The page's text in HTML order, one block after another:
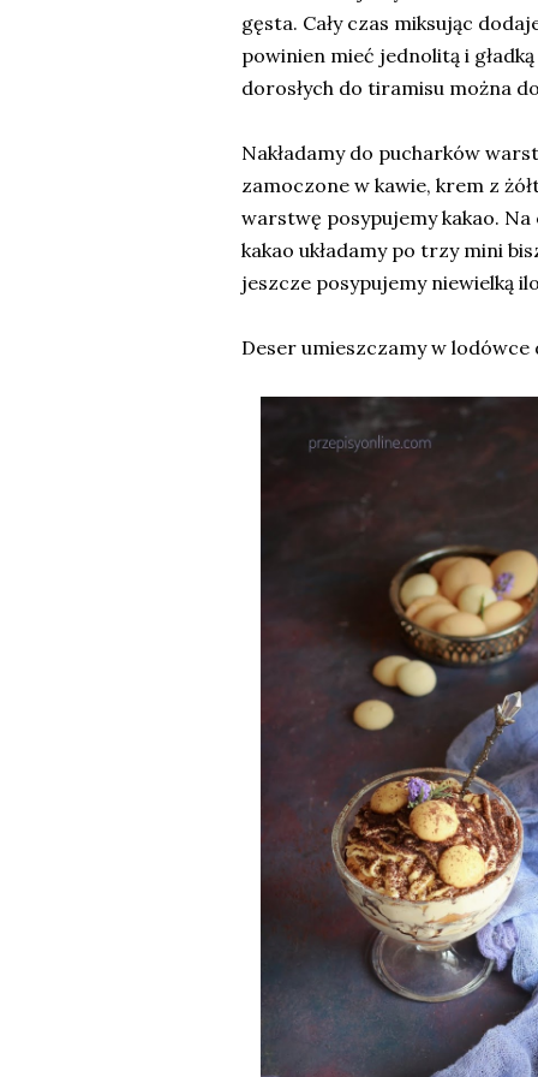
gęsta. Cały czas miksując
powinien mieć jednolitą i
dorosłych do tiramisu można
Nakładamy do pucharków
zamoczone w kawie, krem z
warstwę posypujemy kakao.
kakao układamy po trzy mini
jeszcze posypujemy niewielką
Deser umieszczamy w lodówce